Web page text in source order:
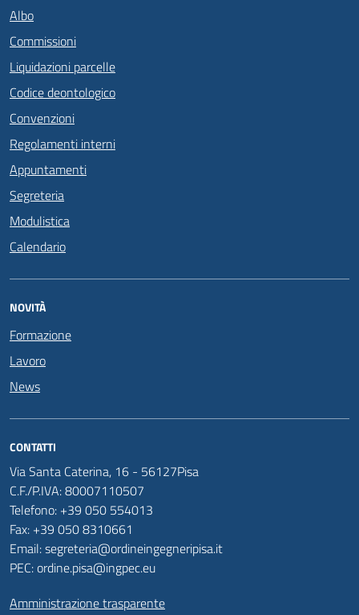
Albo
Commissioni
Liquidazioni parcelle
Codice deontologico
Convenzioni
Regolamenti interni
Appuntamenti
Segreteria
Modulistica
Calendario
NOVITÀ
Formazione
Lavoro
News
CONTATTI
Via Santa Caterina, 16 - 56127Pisa
C.F./P.IVA: 80007110507
Telefono: +39 050 554013
Fax: +39 050 8310661
Email: segreteria@ordineingegneripisa.it
PEC: ordine.pisa@ingpec.eu
Amministrazione trasparente